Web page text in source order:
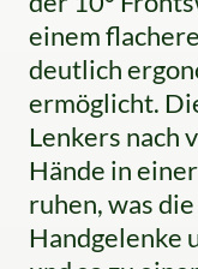
einem
deutlich
ermöglicht.
Lenkers nach
Hände in
ruhen, was
Handgelenke